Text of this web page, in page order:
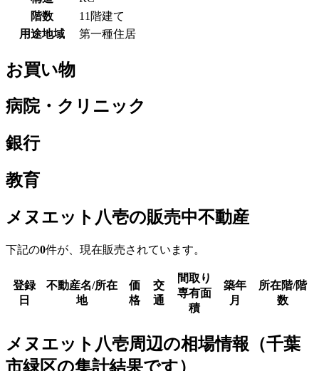
階数
11階建て
用途地域
第一種住居
お買い物
病院・クリニック
銀行
教育
メヌエット八壱の販売中不動産
下記の0件が、現在販売されています。
登録
日
不動産名/所在
地
価
格
交
通
間取り
専有面
積
築年
月
所在階/階
数
メヌエット八壱周辺の相場情報（千葉
市緑区の集計結果です）